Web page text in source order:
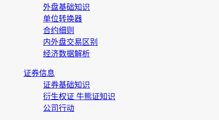
外盘基础知识
单位转换器
合约细则
内外盘交易区别
经济数据解析
证券信息
证券基础知识
衍生权证 牛熊证知识
公司行动